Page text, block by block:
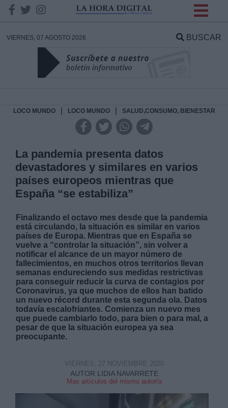
VIERNES, 07 AGOSTO 2026 BUSCAR
LOCO MUNDO LOCO MUNDO SALUD,CONSUMO, BIENESTAR
La pandemia presenta datos
devastadores y similares en varios
países europeos mientras que
España “se estabiliza”
Finalizando el octavo mes desde que la pandemia
está circulando, la situación es similar en varios
países de Europa. Mientras que en España se
vuelve a “controlar la situación”, sin volver a
notificar el alcance de un mayor número de
fallecimientos, en muchos otros territorios llevan
semanas endureciendo sus medidas restrictivas
para conseguir reducir la curva de contagios por
Coronavirus, ya que muchos de ellos han batido
un nuevo récord durante esta segunda ola. Datos
todavía escalofriantes. Comienza un nuevo mes
que puede cambiarlo todo, para bien o para mal, a
pesar de que la situación europea ya sea
preocupante.
AUTOR LIDIA NAVARRETE
Mas artículos del mismo autor/a
VIERNES, 27 NOVIEMBRE 2020
DATOS
Responsable:
Legitimación:
Derechos:
link
Información adicional